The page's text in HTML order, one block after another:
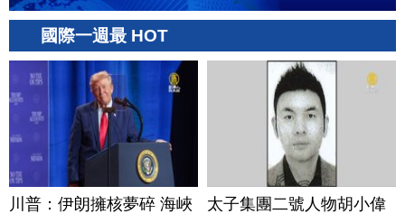
國際一週最 HOT
川普：伊朗擁核夢碎 海峽
太子集團二號人物胡小偉